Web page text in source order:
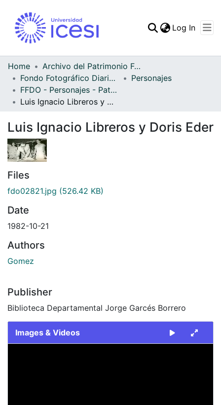
Statistics
Log In
Home
Archivo del Patrimonio Fotográfico y Fílmico del Valle del Cauca
Fondo Fotográfico Diario Occidente
Personajes
FFDO - Personajes - Patrimonial
Luis Ignacio Libreros y Doris Eder
Luis Ignacio Libreros y Doris Eder
Files
fdo02821.jpg (526.42 KB)
Date
1982-10-21
Authors
Gomez
Publisher
Biblioteca Departamental Jorge Garcés Borrero
Images & Videos